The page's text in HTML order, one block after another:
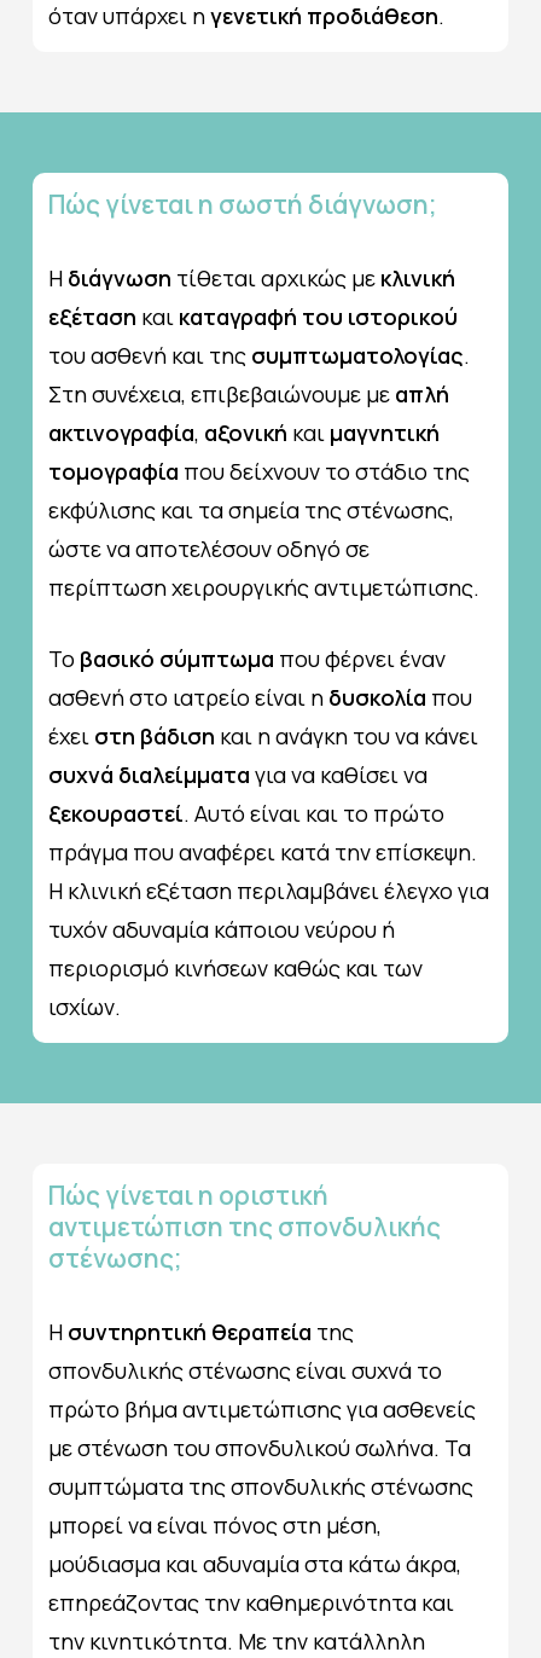
όταν υπάρχει ηγενετική προδιάθεση.
Πώς γίνεταιη σωστή διάγνωση;
Η διάγνωση τίθεται αρχικώς με κλινική
εξέταση και καταγραφή του ιστορικού
του ασθενή και της συμπτωματολογίας.
Στη συνέχεια, επιβεβαιώνουμε με απλή
ακτινογραφία, αξονική και μαγνητική
τομογραφία που δείχνουν το στάδιο της
εκφύλισης και τα σημεία της στένωσης,
ώστε να αποτελέσουν οδηγό σε
περίπτωση χειρουργικής αντιμετώπισης.
Το βασικό σύμπτωμα που φέρνει έναν
ασθενή στο ιατρείο είναι η δυσκολία που
έχει στη βάδιση και η ανάγκη του να κάνει
συχνά διαλείμματα για να καθίσει να
ξεκουραστεί. Αυτό είναι και το πρώτο
πράγμα που αναφέρει κατά την επίσκεψη.
Η κλινική εξέταση περιλαμβάνει έλεγχο για
τυχόν αδυναμία κάποιου νεύρου ή
περιορισμό κινήσεων καθώς και των
ισχίων.
Πώς γίνεταιη οριστική
αντιμετώπιση της σπονδυλικής
στένωσης;
Η συντηρητική θεραπεία της
σπονδυλικής στένωσης είναι συχνά το
πρώτο βήμα αντιμετώπισης για ασθενείς
με στένωση του σπονδυλικού σωλήνα. Τα
συμπτώματα της σπονδυλικής στένωσης
μπορεί να είναι πόνος στη μέση,
μούδιασμα και αδυναμία στα κάτω άκρα,
επηρεάζοντας την καθημερινότητα και
την κινητικότητα. Με την κατάλληλη